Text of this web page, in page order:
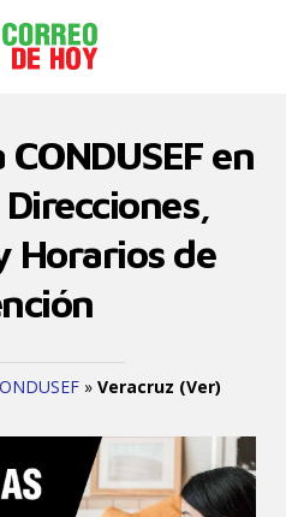
en
Horarios de
» Veracruz (Ver)